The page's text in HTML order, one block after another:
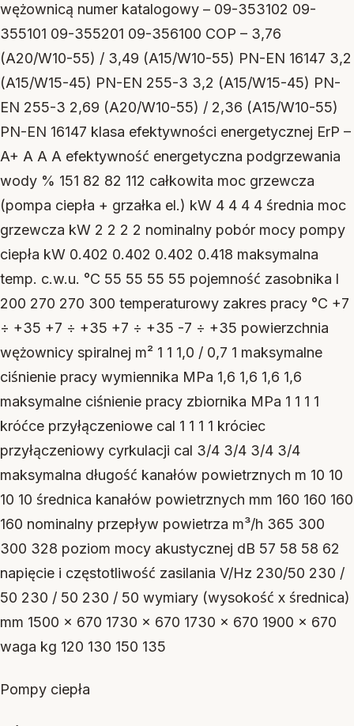
wężownicą numer katalogowy – 09-353102 09-
355101 09-355201 09-356100 COP – 3,76
(A20/W10-55) / 3,49 (A15/W10-55) PN-EN 16147 3,2
(A15/W15-45) PN-EN 255-3 3,2 (A15/W15-45) PN-
EN 255-3 2,69 (A20/W10-55) / 2,36 (A15/W10-55)
PN-EN 16147 klasa efektywności energetycznej ErP –
A+ A A A efektywność energetyczna podgrzewania
wody % 151 82 82 112 całkowita moc grzewcza
(pompa ciepła + grzałka el.) kW 4 4 4 4 średnia moc
grzewcza kW 2 2 2 2 nominalny pobór mocy pompy
ciepła kW 0.402 0.402 0.402 0.418 maksymalna
temp. c.w.u. °C 55 55 55 55 pojemność zasobnika l
200 270 270 300 temperaturowy zakres pracy °C +7
÷ +35 +7 ÷ +35 +7 ÷ +35 -7 ÷ +35 powierzchnia
wężownicy spiralnej m² 1 1 1,0 / 0,7 1 maksymalne
ciśnienie pracy wymiennika MPa 1,6 1,6 1,6 1,6
maksymalne ciśnienie pracy zbiornika MPa 1 1 1 1
króćce przyłączeniowe cal 1 1 1 1 króciec
przyłączeniowy cyrkulacji cal 3/4 3/4 3/4 3/4
maksymalna długość kanałów powietrznych m 10 10
10 10 średnica kanałów powietrznych mm 160 160 160
160 nominalny przepływ powietrza m³/h 365 300
300 328 poziom mocy akustycznej dB 57 58 58 62
napięcie i częstotliwość zasilania V/Hz 230/50 230 /
50 230 / 50 230 / 50 wymiary (wysokość x średnica)
mm 1500 x 670 1730 x 670 1730 x 670 1900 x 670
waga kg 120 130 150 135
Pompy ciepła